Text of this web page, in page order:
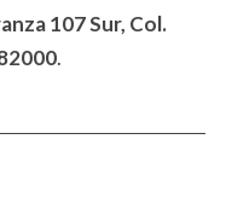
107 Sur, Col.
.